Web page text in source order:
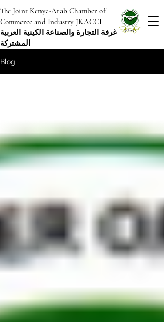
The Joint Kenya-Arab Chamber of
Commerce and Industry JKACCI
غرفة التجارة والصناعة الكينية العربية
المشتركة
Blog